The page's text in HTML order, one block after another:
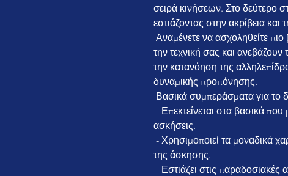
σειρά κινήσεων. Στο δεύτερο
εστιάζοντας στην ακρίβεια
την τεχνική σας και
την κατανόηση της
δυναμικής προπόνησης.
Βασικά συμπεράσματα για το
ασκήσεις.
της άσκησης.
- Εστιάζει στις